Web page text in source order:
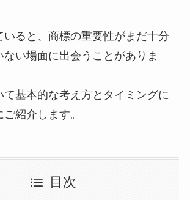
いると、商標の重要性がまだ十分
ない場面に出会うことがありま
て基本的な考え方とタイミングに
紹介します。
目次